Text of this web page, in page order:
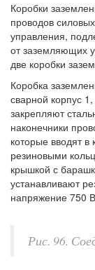
Коробки
проводов
управления,
от заземляющих
две коробки
Коробка
сварной корпус
закрепляют
наконечники
которые вводят
резиновыми
крышкой с
устанавливают
напряжение 750
Рис. 96.